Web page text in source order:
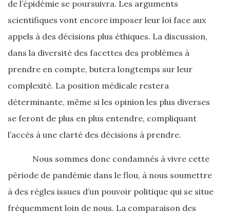
de l’épidémie se poursuivra. Les arguments
scientifiques vont encore imposer leur loi face aux
appels à des décisions plus éthiques. La discussion,
dans la diversité des facettes des problèmes à
prendre en compte, butera longtemps sur leur
complexité. La position médicale restera
déterminante, même si les opinion les plus diverses
se feront de plus en plus entendre, compliquant
l’accès à une clarté des décisions à prendre.
Nous sommes donc condamnés à vivre cette
période de pandémie dans le flou, à nous soumettre
à des règles issues d’un pouvoir politique qui se situe
fréquemment loin de nous. La comparaison des